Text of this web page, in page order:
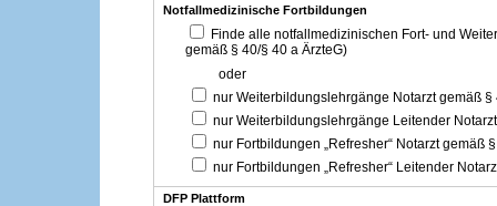
Notfallmedizinische Fortbildungen
Finde alle notfallmedizinischen Fort- und
gemäß § 40/§ 40 a ÄrzteG)
oder
nur Weiterbildungslehrgänge Notarzt gemäß §
nur Weiterbildungslehrgänge Leitender
nur Fortbildungen „Refresher“ Notarzt gemäß
nur Fortbildungen „Refresher“ Leitender
DFP Plattform